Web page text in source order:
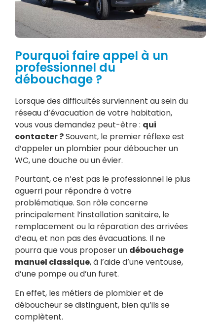
Pourquoi faire appel à un
professionnel du
débouchage ?
Lorsque des difficultés surviennent au sein du
réseau d’évacuation de votre habitation,
vous vous demandez peut-être : qui
contacter ?Souvent, le premier réflexe est
d’appeler un plombier pour déboucher un
WC, une douche ou un évier.
Pourtant, ce n’est pas le professionnel le plus
aguerri pour répondre à votre
problématique. Son rôle concerne
principalement l’installation sanitaire, le
remplacement ou la réparation des arrivées
d’eau, et non pas des évacuations. Il ne
pourra que vous proposer un débouchage
manuel classique, à l’aide d’une ventouse,
d’une pompe ou d’un furet.
En effet, les métiers de plombier et de
déboucheur se distinguent, bien qu’ils se
complètent.